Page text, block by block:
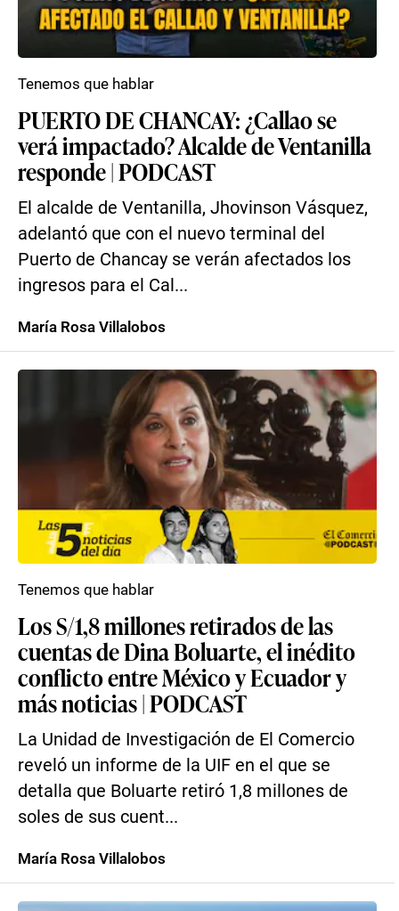
PUERTO DE CHANCAY: ¿Callao se
verá impactado? Alcalde de Ventanilla
responde | PODCAST
El alcalde de Ventanilla, Jhovinson Vásquez,
adelantó que con el nuevo terminal del
Puerto de Chancay se verán afectados los
ingresos para el Cal...
Tenemos que hablar
María Rosa Villalobos
Los S/1,8 millones retirados de las
cuentas de Dina Boluarte, el inédito
conflicto entre México y Ecuador y
más noticias | PODCAST
La Unidad de Investigación de El Comercio
reveló un informe de la UIF en el que se
detalla que Boluarte retiró 1,8 millones de
soles de sus cuent...
Tenemos que hablar
María Rosa Villalobos